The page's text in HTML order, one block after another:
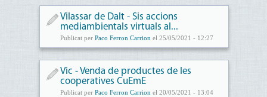
Vilassar de Dalt - Sis accions
mediambientals virtuals al...
Publicat per Paco Ferron Carrion el 25/05/2021 - 12:27
Vic - Venda de productes de les
cooperatives CuEmE
Publicat per Paco Ferron Carrion el 20/05/2021 - 13:04